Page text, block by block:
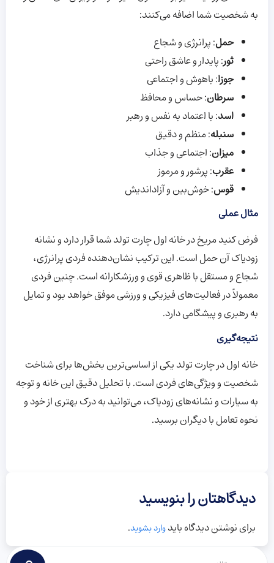
به شخصیت شما اضافه می‌کنند:
حمل: پرانرژی و شجاع
ثور: پایدار و عاشق راحتی
جوزا: باهوش و اجتماعی
سرطان: حساس و محافظ
اسد: با اعتماد به نفس و رهبر
سنبله: منظم و دقیق
میزان: اجتماعی و جذاب
عقرب: پرشور و مرموز
قوس: خوش‌بین و آزاداندیش
مثال عملی
فرض کنید مریخ در خانه اول چارت تولد شما قرار دارد و نشانه
زودیاک آن حمل است. این ترکیب نشان‌دهنده فردی پرانرژی،
شجاع و مستقل با ظاهری قوی و ورزشکارانه است. چنین فردی
معمولاً در فعالیت‌های فیزیکی و ورزشی موفق خواهد بود و تمایل
به رهبری و پیشگامی دارد.
نتیجه‌گیری
خانه اول در چارت تولد یکی از اساسی‌ترین بخش‌ها برای شناخت
شخصیت و ویژگی‌های فردی است. با تحلیل دقیق این خانه و توجه
به سیارات و نشانه‌های زودیاک، می‌توانید به درک بهتری از خود و
نحوه تعامل با دیگران برسید.
دیدگاهتان را بنویسید
برای نوشتن دیدگاه بایدوارد بشوید.